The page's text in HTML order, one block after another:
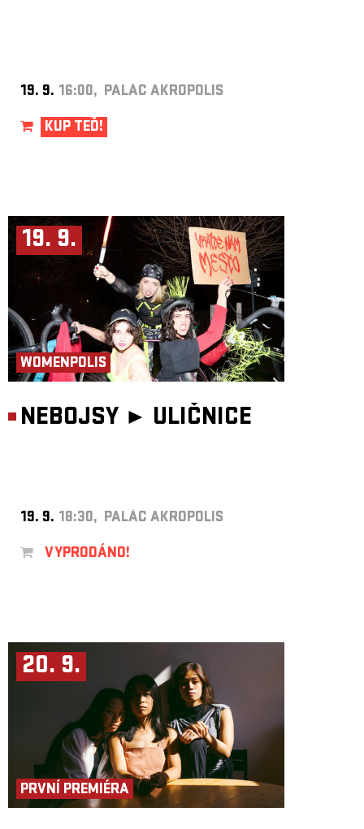
19. 9. 16:00, PALÁC AKROPOLIS
KUP TEĎ!
19. 9.
WOMENPOLIS
NEBOJSY ► ULIČNICE
19. 9. 18:30, PALÁC AKROPOLIS
VYPRODÁNO!
20. 9.
PRVNÍ PREMIÉRA